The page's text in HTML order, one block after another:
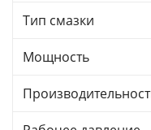
Тип смазки
Мощность